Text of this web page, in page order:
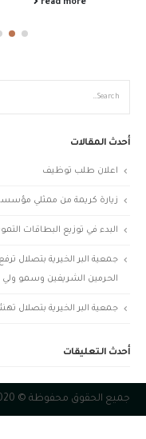
read more
أحدث المقالات
اعلان طلب توظيف
زيارة كريمة من ممثلي
البدء في توزيع البطاقات
جمعية البر الخيرية بتصلال
الحرمين الشريفين وسمو ولي
جمعية البر الخيرية بتصلال
أحدث التعليقات
جميع الحقوق محفوظة © 2020